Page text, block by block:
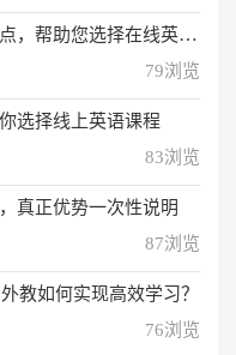
您选择在线英语学习方法
79浏览
选择线上英语课程
83浏览
真正优势一次性说明
87浏览
教如何实现高效学习？
76浏览